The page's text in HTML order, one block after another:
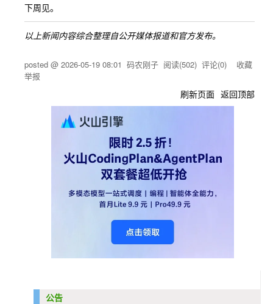
下周见。
以上新闻内容综合整理自公开媒体报道和官方发布。
posted @ 2026-05-19 08:01 码农刚子 阅读(502) 评论(0) 收藏
举报
刷新页面 返回顶部
公告